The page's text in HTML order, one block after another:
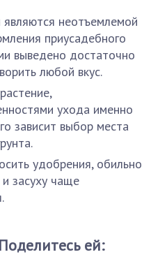
неотъемлемой
приусадебного
выведено достаточно
любой вкус.
ухода именно
зависит выбор места
удобрения, обильно
и засуху чаще
ей: